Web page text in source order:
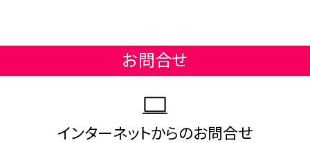
お問合せ
インターネットからのお問合せ